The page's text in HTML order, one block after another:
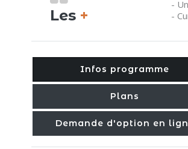
Les +
-
-
Infos programme
Plans
Demande d'option en